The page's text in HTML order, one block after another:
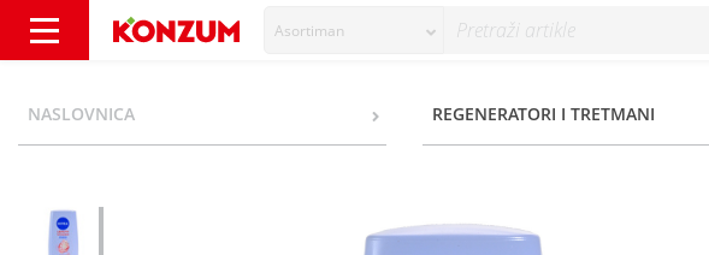
Asortiman
NASLOVNICA REGENERATORI I TRETMANI